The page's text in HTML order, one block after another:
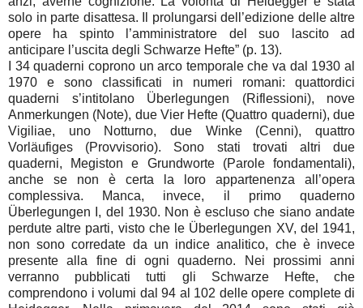
solo in parte disattesa. Il prolungarsi dell’edizione delle altre
opere ha spinto l’amministratore del suo lascito ad
anticipare l’uscita degli Schwarze Hefte” (p. 13).
I 34 quaderni coprono un arco temporale che va dal 1930 al
1970 e sono classificati in numeri romani: quattordici
quaderni s’intitolano Überlegungen (Riflessioni), nove
Anmerkungen (Note), due Vier Hefte (Quattro quaderni), due
Vigiliae, uno Notturno, due Winke (Cenni), quattro
Vorläufiges (Provvisorio). Sono stati trovati altri due
quaderni, Megiston e Grundworte (Parole fondamentali),
anche se non è certa la loro appartenenza all’opera
complessiva. Manca, invece, il primo quaderno
Überlegungen I, del 1930. Non è escluso che siano andate
perdute altre parti, visto che le Überlegungen XV, del 1941,
non sono corredate da un indice analitico, che è invece
presente alla fine di ogni quaderno. Nei prossimi anni
verranno pubblicati tutti gli Schwarze Hefte, che
comprendono i volumi dal 94 al 102 delle opere complete di